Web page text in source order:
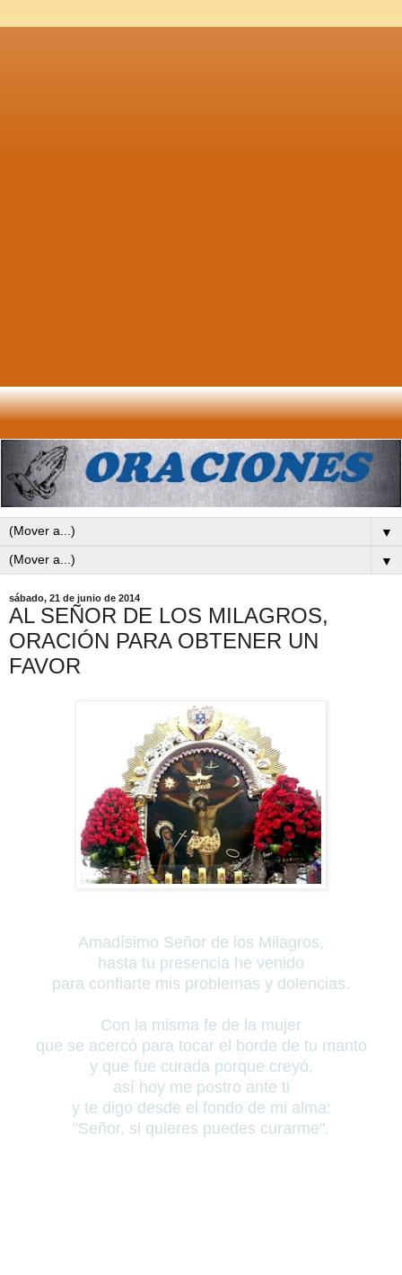
▼
▼
sábado, 21 de junio de 2014
AL SEÑOR DE LOS MILAGROS,
ORACIÓN PARA OBTENER UN
FAVOR
Amadísimo Señor de los Milagros,
hasta tu presencia he venido
para confiarte mis problemas y dolencias.
Con la misma fe de la mujer
que se acercó para tocar el borde de tu manto
y que fue curada porque creyó,
así hoy me postro ante ti
y te digo desde el fondo de mi alma:
"Señor, si quieres puedes curarme".